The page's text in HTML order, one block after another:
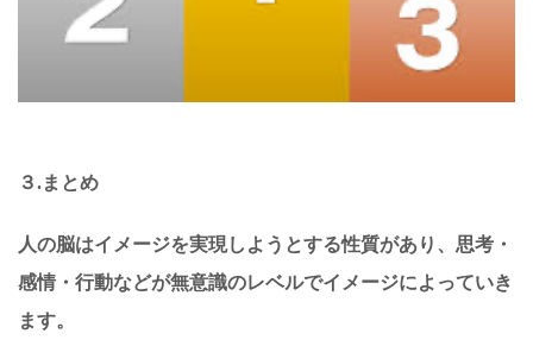
３.まとめ
人の脳はイメージを実現しようとする性質があり、思考・
感情・行動などが無意識のレベルでイメージによっていき
ます。